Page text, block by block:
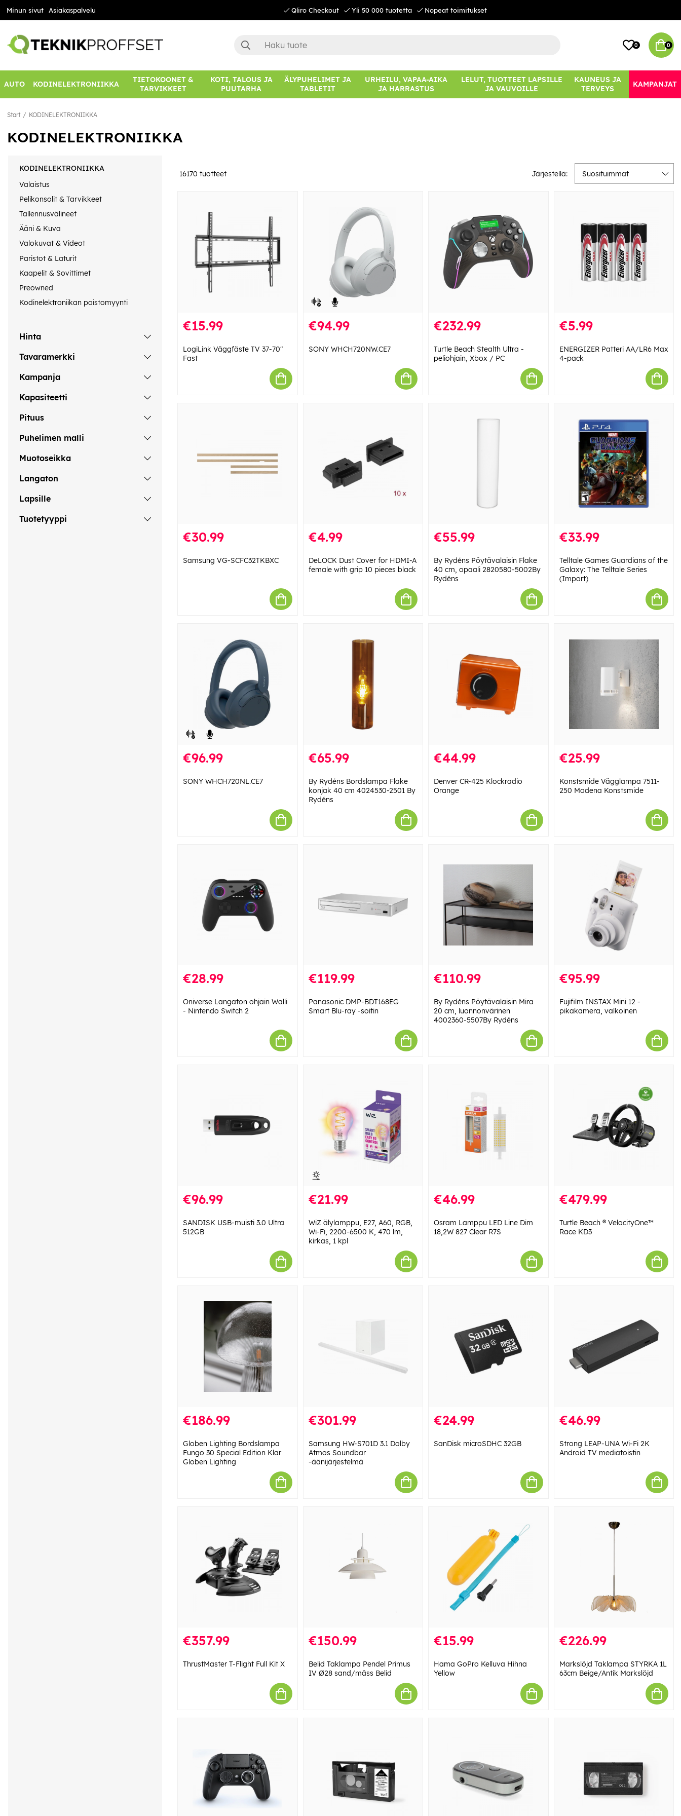
Minun sivut Asiakaspalvelu Qliro Checkout Yli 50 000 tuotetta Nopeat toimitukset
0 0
AUTO KODINELEKTRONIIKKA
TIETOKOONET &
TARVIKKEET
KOTI, TALOUS JA
PUUTARHA
ÄLYPUHELIMET JA
TABLETIT
URHEILU, VAPAA-AIKA
JA HARRASTUS
LELUT, TUOTTEET LAPSILLE
JA VAUVOILLE
KAUNEUS JA
TERVEYS
KAMPANJAT
Start KODINELEKTRONIIKKA
KODINELEKTRONIIKKA
KODINELEKTRONIIKKA
Valaistus
Pelikonsolit & Tarvikkeet
Tallennusvälineet
Ääni & Kuva
Valokuvat & Videot
Paristot & Laturit
Kaapelit & Sovittimet
Preowned
Kodinelektroniikan poistomyynti
Hinta
Tavaramerkki
Kampanja
Kapasiteetti
Pituus
Puhelimen malli
Muotoseikka
Langaton
Lapsille
Tuotetyyppi
16170 tuotteet Järjestellä: Suosituimmat
€15.99
LogiLink Väggfäste TV 37-70"
Fast
€94.99
SONY WHCH720NW.CE7
€232.99
Turtle Beach Stealth Ultra -
peliohjain, Xbox / PC
€5.99
ENERGIZER Patteri AA/LR6 Max
4-pack
€30.99
Samsung VG-SCFC32TKBXC
€4.99
DeLOCK Dust Cover for HDMI-A
female with grip 10 pieces black
€55.99
By Rydéns Pöytävalaisin Flake
40 cm, opaali 2820580-5002By
Rydéns
€33.99
Telltale Games Guardians of the
Galaxy: The Telltale Series
(Import)
€96.99
SONY WHCH720NL.CE7
€65.99
By Rydéns Bordslampa Flake
konjak 40 cm 4024530-2501 By
Rydéns
€44.99
Denver CR-425 Klockradio
Orange
€25.99
Konstsmide Vägglampa 7511-
250 Modena Konstsmide
€28.99
Oniverse Langaton ohjain Walli
- Nintendo Switch 2
€119.99
Panasonic DMP-BDT168EG
Smart Blu-ray -soitin
€110.99
By Rydéns Pöytävalaisin Mira
20 cm, luonnonvärinen
4002360-5507By Rydéns
€95.99
Fujifilm INSTAX Mini 12 -
pikakamera, valkoinen
€96.99
SANDISK USB-muisti 3.0 Ultra
512GB
€21.99
WiZ älylamppu, E27, A60, RGB,
Wi-Fi, 2200-6500 K, 470 lm,
kirkas, 1 kpl
€46.99
Osram Lamppu LED Line Dim
18,2W 827 Clear R7S
€479.99
Turtle Beach ® VelocityOne™
Race KD3
€186.99
Globen Lighting Bordslampa
Fungo 30 Special Edition Klar
Globen Lighting
€301.99
Samsung HW-S701D 3.1 Dolby
Atmos Soundbar
-äänijärjestelmä
€24.99
SanDisk microSDHC 32GB
€46.99
Strong LEAP-UNA Wi-Fi 2K
Android TV mediatoistin
€357.99
ThrustMaster T-Flight Full Kit X
€150.99
Belid Taklampa Pendel Primus
IV Ø28 sand/mäss Belid
€15.99
Hama GoPro Kelluva Hihna
Yellow
€226.99
Markslöjd Taklampa STYRKA 1L
63cm Beige/Antik Markslöjd